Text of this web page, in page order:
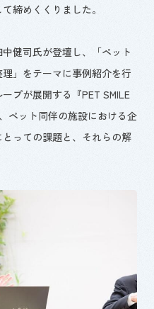
締めくくりました。
健司氏が登壇し、「ペット
」をテーマに事例紹介を行
プが展開する『PET SMILE
ペット同伴の施設における企
っての課題と、それらの解